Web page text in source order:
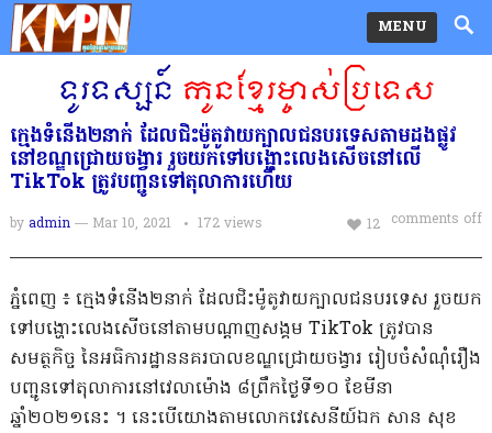
MENU
ក្មេងទំនើង២នាក់ ដែលជិះម៉ូតូវាយក្បាលជនបរទេសតាមដងផ្លូវ
នៅខណ្ឌជ្រោយចង្វារ រួចយកទៅបង្ហោះលេងសើចនៅលើ
TikTok ត្រូវបញ្ជូនទៅតុលាការហើយ
by admin — Mar 10, 2021 172views comments off
12
ភ្នំពេញ ៖ ក្មេងទំនើង២នាក់ ដែលជិះម៉ូតូវាយក្បាលជនបរទេស រួចយក
ទៅបង្ហោះលេងសើចនៅតាមបណ្តាញសង្គម TikTok ត្រូវបាន
សមត្ថកិច្ច នៃអធិការដ្ឋាននគរបាលខណ្ឌជ្រោយចង្វារ រៀបចំសំណុំរឿង
បញ្ជូនទៅតុលាការនៅវេលាម៉ោង ៨ព្រឹកថ្ងៃទី១០ ខែមីនា
ឆ្នាំ២០២១នេះ ។ នេះបើយោងតាមលោកវេសេនីយ៍ឯក សាន សុខ